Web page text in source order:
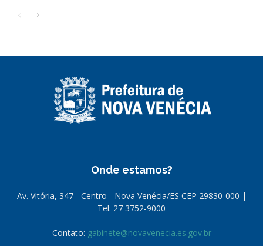
Onde estamos?
Av. Vitória, 347 - Centro - Nova Venécia/ES CEP 29830-000 |
Tel: 27 3752-9000
Contato: gabinete@novavenecia.es.gov.br